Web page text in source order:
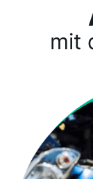
mit